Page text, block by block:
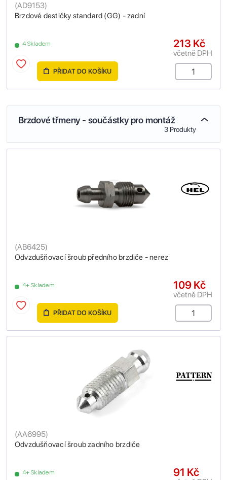
Brzdové destičky standard (GG) - zadní
(AD9153)
4 Skladem 213 Kč
včetně DPH
PŘIDAT DO KOŠÍKU
Brzdové třmeny - součástky pro montáž
3 Produkty
Odvzdušňovací šroub předního brzdiče - nerez
(AB6425)
4+ Skladem 109 Kč
včetně DPH
PŘIDAT DO KOŠÍKU
Odvzdušňovací šroub zadního brzdiče
(AA6995)
4+ Skladem 91 Kč